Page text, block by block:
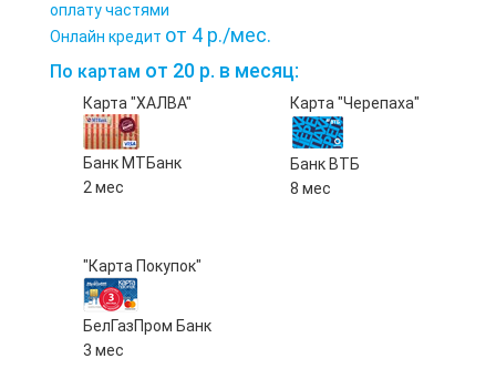
оплату частями
Онлайн кредит от 4 р./мес.
По картам от 20 р. в месяц:
Карта "ХАЛВА"
Банк МТБанк
2 мес
Карта "Черепаха"
Банк ВТБ
8 мес
"Карта Покупок"
БелГазПром Банк
3 мес